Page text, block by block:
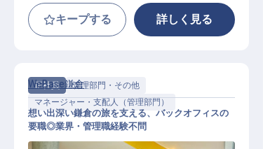
キープする 詳しく見る
正社員
管理部門・その他
マネージャー・支配人（管理部門）
WeBase鎌倉
想い出深い鎌倉の旅を支える、バックオフィスの
要職◎業界・管理職経験不問